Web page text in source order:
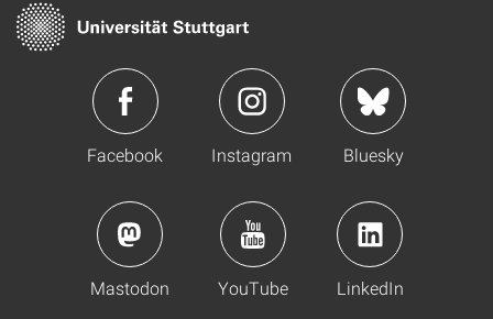
Facebook Instagram Bluesky
Mastodon YouTube LinkedIn